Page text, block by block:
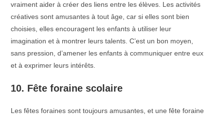
vraiment aider à créer des liens entre les élèves. Les activités
créatives sont amusantes à tout âge, car si elles sont bien
choisies, elles encouragent les enfants à utiliser leur
imagination et à montrer leurs talents. C’est un bon moyen,
sans pression, d’amener les enfants à communiquer entre eux
et à exprimer leurs intérêts.
10. Fête foraine scolaire
Les fêtes foraines sont toujours amusantes, et une fête foraine